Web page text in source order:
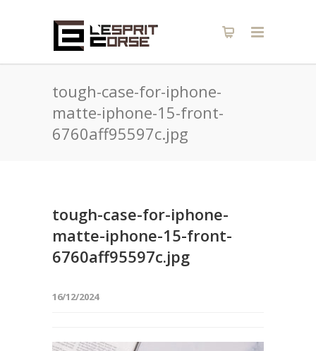
tough-case-for-iphone-
matte-iphone-15-front-
6760aff95597c.jpg
tough-case-for-iphone-
matte-iphone-15-front-
6760aff95597c.jpg
16/12/2024